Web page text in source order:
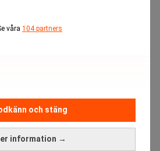
våra 104 partners
information →
och stäng
klara en större global
av forskningsinstitutet
framträdde så kallad
stora svagheten, skriver
ha hittat nyckeln till aluminium-
och pansarfordon och är